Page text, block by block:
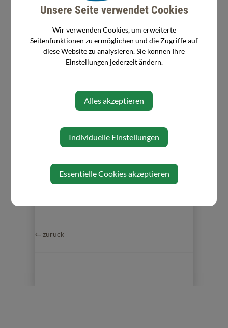
Wolfgang Jünger
Partei
Prüfungsausschuss
Umweltausschuss
⇐ zurück
Unsere Seite verwendet Cookies
Wir verwenden Cookies, um erweiterte
Seitenfunktionen zu ermöglichen und die Zugriffe auf
diese Website zu analysieren. Sie können Ihre
Einstellungen jederzeit ändern.
Alles akzeptieren
Individuelle Einstellungen
Essentielle Cookies akzeptieren